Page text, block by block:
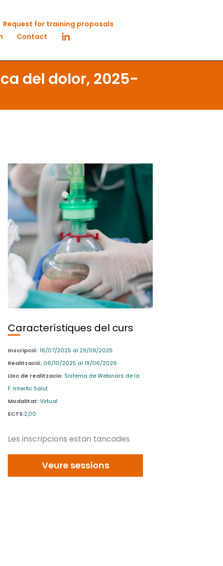
Request for training proposals
Contact
del dolor, 2025-
Característiques del curs
Inscripció:16/07/2025 al 29/09/2025
Realització: 06/10/2025 al 19/06/2026
Lloc de realitzacio: Sistema de Webinars de la
F. InterAc Salut
Modalitat:Virtual
ECTS:2,00
Les inscripcions estan tancades
Veure sessions